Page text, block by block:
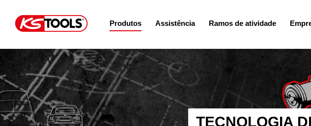
Produtos Assistência Ramos de atividade
TECNOLOGIA